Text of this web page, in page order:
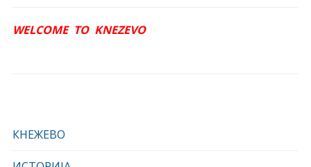
КНЕЖЕВО
WELCOME TO KNEZEVO